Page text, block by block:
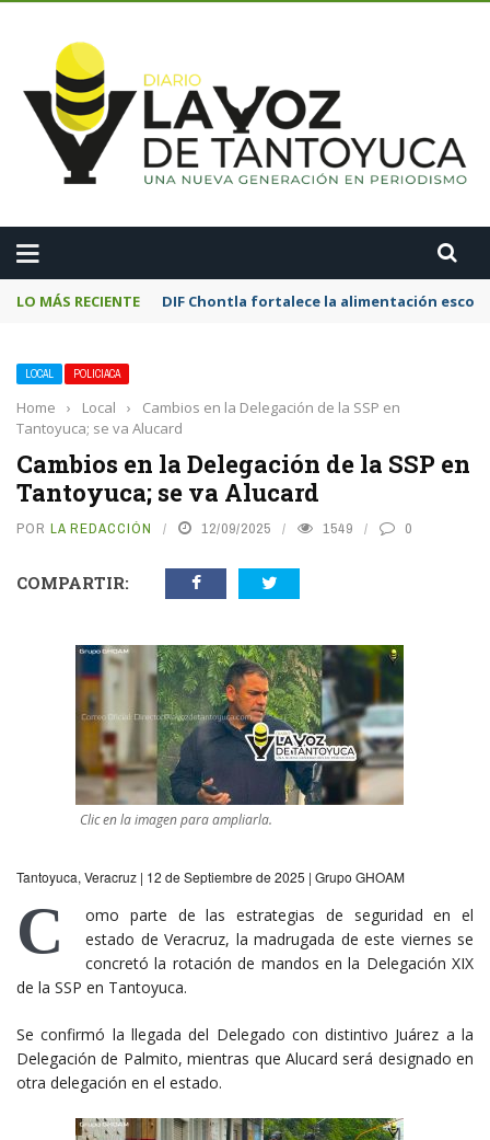
LO MÁS RECIENTE DIF Chontla fortalece la alimentación
LOCAL POLICIACA
Home › Local ›
Cambios en la Delegación de la SSP en
Tantoyuca; se va Alucard
Cambios en la Delegación de la SSP en
Tantoyuca; se va Alucard
POR LA REDACCIÓN 12/09/2025 1549 0
COMPARTIR:
Clic en la imagen para ampliarla.
Tantoyuca, Veracruz | 12 de Septiembre de 2025 | Grupo GHOAM
C
omo parte de las estrategias de seguridad en el
estado de Veracruz, la madrugada de este viernes se
concretó la rotación de mandos en la Delegación XIX
de la SSP en Tantoyuca.
Se confirmó la llegada del Delegado con distintivo Juárez a la
Delegación de Palmito, mientras que Alucard será designado en
otra delegación en el estado.